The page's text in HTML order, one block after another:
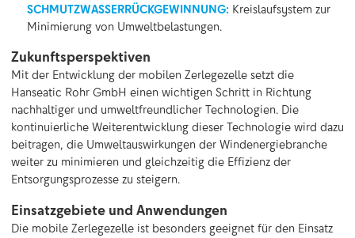
SCHMUTZWASSERRÜCKGEWINNUNG: Kreislaufsystem zur
Minimierung von Umweltbelastungen.
Zukunftsperspektiven
Mit der Entwicklung der mobilen Zerlegezelle setzt die
Hanseatic Rohr GmbH einen wichtigen Schritt in Richtung
nachhaltiger und umweltfreundlicher Technologien. Die
kontinuierliche Weiterentwicklung dieser Technologie wird dazu
beitragen, die Umweltauswirkungen der Windenergiebranche
weiter zu minimieren und gleichzeitig die Effizienz der
Entsorgungsprozesse zu steigern.
Einsatzgebiete und Anwendungen
Die mobile Zerlegezelle ist besonders geeignet für den Einsatz